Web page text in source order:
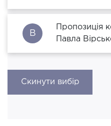
B
Пропозиція
Павла
Скинути вибір